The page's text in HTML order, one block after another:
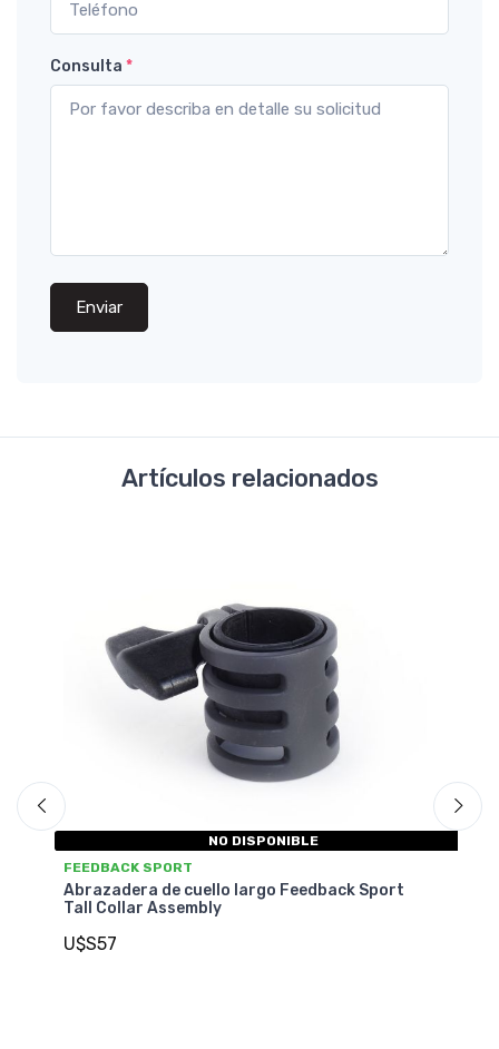
Consulta *
Enviar
Artículos relacionados
Sport
Abrazadera de cuello largo Feedback
Tall Collar Assey